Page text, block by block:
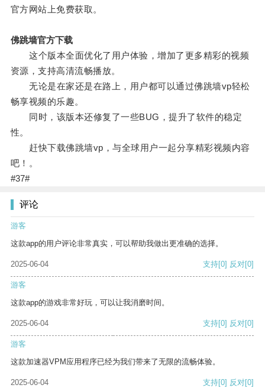
官方网站上免费获取。
佛跳墙官方下载
这个版本全面优化了用户体验，增加了更多精彩的视频
资源，支持高清流畅播放。
无论是在家还是在路上，用户都可以通过佛跳墙vp轻松
畅享视频的乐趣。
同时，该版本还修复了一些BUG，提升了软件的稳定
性。
赶快下载佛跳墙vp，与全球用户一起分享精彩视频内容
吧！。
#37#
评论
游客
这款app的用户评论非常真实，可以帮助我做出更准确的选择。
2025-06-04 支持[0] 反对[0]
游客
这款app的游戏非常好玩，可以让我消磨时间。
2025-06-04 支持[0] 反对[0]
游客
这款加速器VPM应用程序已经为我们带来了无限的流畅体验。
2025-06-04 支持[0] 反对[0]